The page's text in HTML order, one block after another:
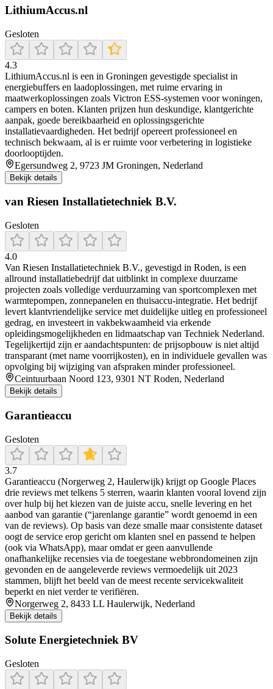
LithiumAccus.nl
Gesloten
4.3
LithiumAccus.nl is een in Groningen gevestigde specialist in
energiebuffers en laadoplossingen, met ruime ervaring in
maatwerkoplossingen zoals Victron ESS-systemen voor woningen,
campers en boten. Klanten prijzen hun deskundige, klantgerichte
aanpak, goede bereikbaarheid en oplossingsgerichte
installatievaardigheden. Het bedrijf opereert professioneel en
technisch bekwaam, al is er ruimte voor verbetering in logistieke
doorlooptijden.
Egersundweg 2, 9723 JM Groningen, Nederland
Bekijk details
van Riesen Installatietechniek B.V.
Gesloten
4.0
Van Riesen Installatietechniek B.V., gevestigd in Roden, is een
allround installatiebedrijf dat uitblinkt in complexe duurzame
projecten zoals volledige verduurzaming van sportcomplexen met
warmtepompen, zonnepanelen en thuisaccu-integratie. Het bedrijf
levert klantvriendelijke service met duidelijke uitleg en professioneel
gedrag, en investeert in vakbekwaamheid via erkende
opleidingsmogelijkheden en lidmaatschap van Techniek Nederland.
Tegelijkertijd zijn er aandachtspunten: de prijsopbouw is niet altijd
transparant (met name voorrijkosten), en in individuele gevallen was
opvolging bij wijziging van afspraken minder professioneel.
Ceintuurbaan Noord 123, 9301 NT Roden, Nederland
Bekijk details
Garantieaccu
Gesloten
3.7
Garantieaccu (Norgerweg 2, Haulerwijk) krijgt op Google Places
drie reviews met telkens 5 sterren, waarin klanten vooral lovend zijn
over hulp bij het kiezen van de juiste accu, snelle levering en het
aanbod van garantie (“jarenlange garantie” wordt genoemd in een
van de reviews). Op basis van deze smalle maar consistente dataset
oogt de service erop gericht om klanten snel en passend te helpen
(ook via WhatsApp), maar omdat er geen aanvullende
onafhankelijke recensies via de toegestane webbrondomeinen zijn
gevonden en de aangeleverde reviews vermoedelijk uit 2023
stammen, blijft het beeld van de meest recente servicekwaliteit
beperkt en niet verder te verifiëren.
Norgerweg 2, 8433 LL Haulerwijk, Nederland
Bekijk details
Solute Energietechniek BV
Gesloten